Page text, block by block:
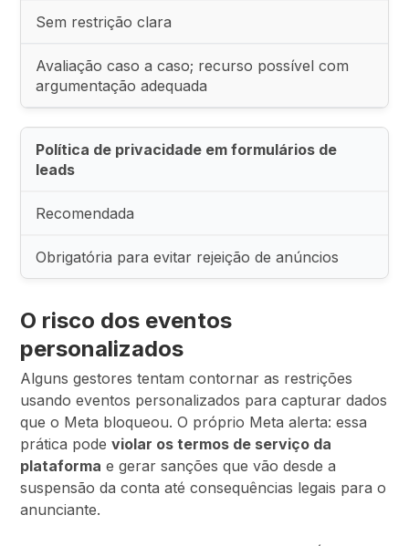
Sem restrição clara
Avaliação caso a caso; recurso possível com
argumentação adequada
Política de privacidade em formulários de
leads
Recomendada
Obrigatória para evitar rejeição de anúncios
O risco dos eventos
personalizados
Alguns gestores tentam contornar as restrições
usando eventos personalizados para capturar dados
que o Meta bloqueou. O próprio Meta alerta: essa
prática podeviolar os termos de serviço da
plataforma e gerar sanções que vão desde a
suspensão da conta até consequências legais para o
anunciante.